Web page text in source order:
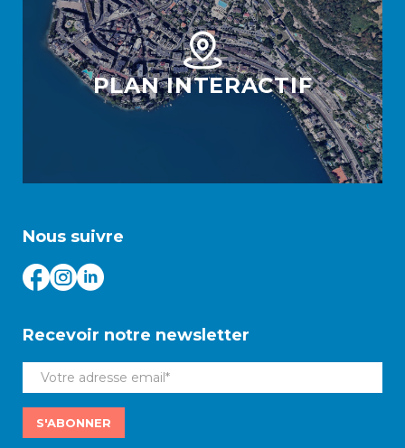
PLAN INTERACTIF
Nous suivre
Recevoir notre newsletter
S'ABONNER